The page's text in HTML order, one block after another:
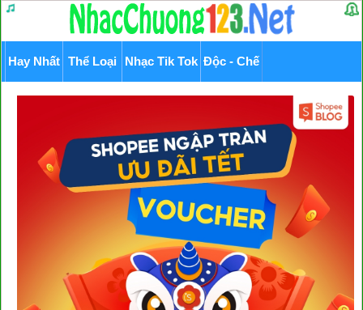
Hay Nhất Thể Loại Nhạc Tik Tok Độc - Chế